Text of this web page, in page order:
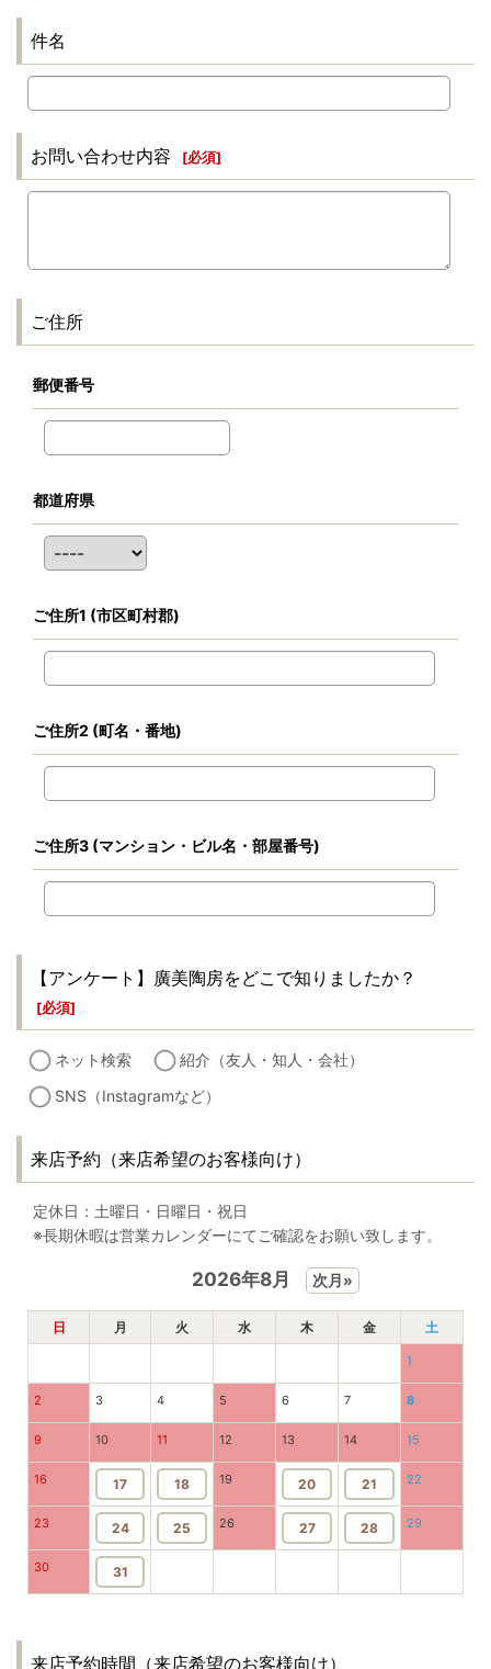
件名
お問い合わせ内容 [必須]
ご住所
郵便番号
都道府県
ご住所1 (市区町村郡)
ご住所2 (町名・番地)
ご住所3 (マンション・ビル名・部屋番号)
【アンケート】廣美陶房をどこで知りましたか？
[必須]
ネット検索
紹介（友人・知人・会社）
SNS（Instagramなど）
来店予約（来店希望のお客様向け）
定休日：土曜日・日曜日・祝日
※長期休暇は営業カレンダーにてご確認をお願い致します。
2026年8月 次月»
日 月 火 水 木 金 土
1
2 3 4 5 6 7 8
9 10 11 12 13 14 15
16 17 18 19 20 21 22
23 24 25 26 27 28 29
30 31
来店予約時間（来店希望のお客様向け）